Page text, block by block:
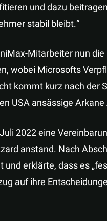
und dazu
stabil bleibt.“
Mitarbeiter nun
wobei Microsofts
kommt kurz nach der
USA ansässige
2022 eine
anstand. Nach
und erklärte, dass es
auf ihre